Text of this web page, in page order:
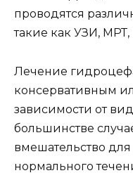
проводятся
такие как УЗИ, МРТ,
Лечение
консервативным
зависимости от
большинстве
вмешательство
нормального